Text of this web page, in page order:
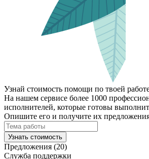
Узнай стоимость помощи по твоей
На нашем сервисе более 1000
исполнителей, которые готовы
Опишите его и получите их
Узнать стоимость
Предложения (20)
Служба поддержки